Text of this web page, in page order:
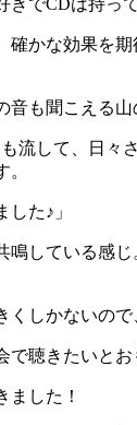
確かな効果を
音も聞こえる山
流して、日々
た♪」
鳴している感
くしかないので
で聴きたいとお
ました！